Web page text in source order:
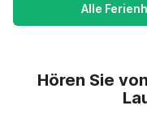
Alle
Hören Sie